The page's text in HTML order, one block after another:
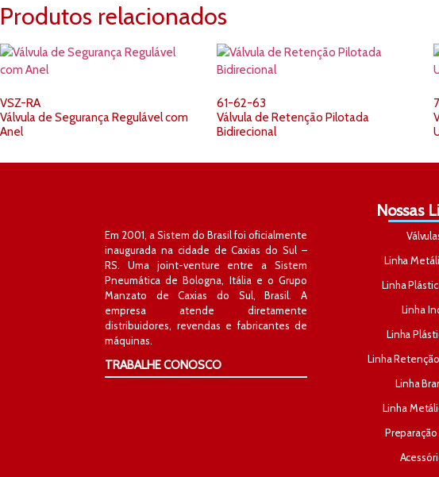
Produtos relacionados
VSZ-RA
Válvula de Segurança Regulável com
Anel
61-62-63
Válvula de Retenção Pilotada
Bidirecional
Em 2001, a Sistem do Brasil foi oficialmente
inaugurada na cidade de Caxias do Sul –
RS. Uma joint-venture entre a Sistem
Pneumática de Bologna, Itália e o Grupo
Manzato de Caxias do Sul, Brasil. A
empresa atende diretamente
distribuidores, revendas e fabricantes de
máquinas.
TRABALHE CONOSCO
Nossas
Linha
Linha
Linha
Linha
Linha
Linha
Linha